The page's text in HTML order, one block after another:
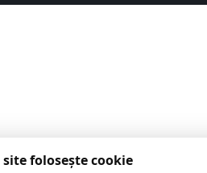
site folosește cookie